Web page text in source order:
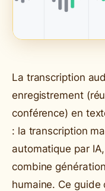
La transcription
enregistrement
conférence) en
: la transcription
automatique par
combine
humaine. Ce